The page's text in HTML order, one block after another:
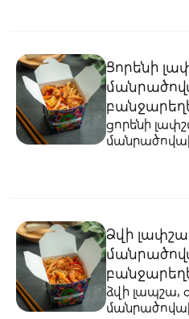
Ցորենի
ցորենի
Ձվի լափշա
ձվի լապշա,